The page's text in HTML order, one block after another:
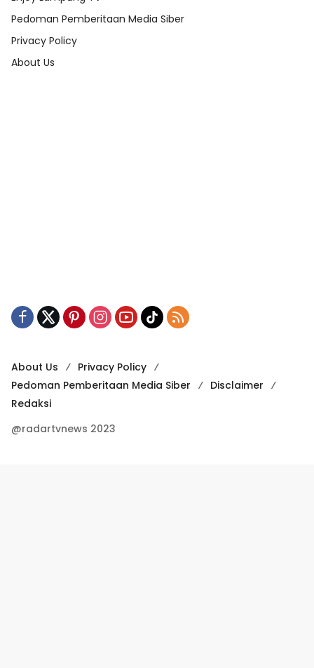
Pedoman Pemberitaan Media Siber
Privacy Policy
About Us
About Us
Privacy Policy
Pedoman Pemberitaan Media Siber
Disclaimer
Redaksi
@radartvnews 2023